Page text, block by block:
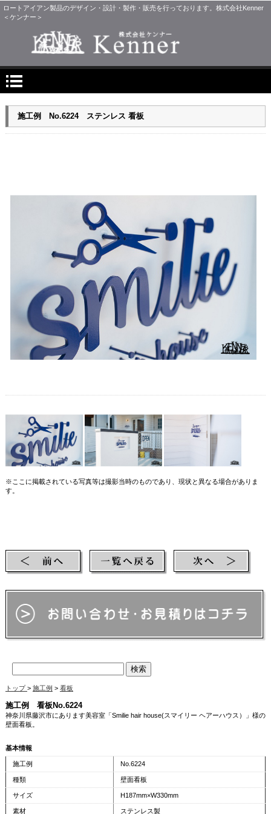
ロートアイアン製品のデザイン・設計・製作・販売を行っております。株式会社Kenner
＜ケンナー＞
施工例 No.6224 ステンレス 看板
※ここに掲載されている写真等は撮影当時のものであり、現状と異なる場合がありま
す。
トップ> 施工例 > 看板
施工例 看板No.6224
神奈川県藤沢市にあります美容室「Smilie hair house(スマイリー ヘアーハウス）」様の
壁面看板。
基本情報
施工例 No.6224
種類 壁面看板
サイズ H187mm×W330mm
素材 ステンレス製